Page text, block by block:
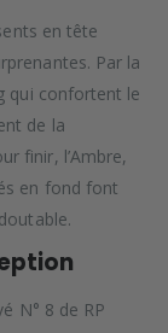
en tête
Par la
qui confortent le
de la
finir, l’Ambre,
en fond font
N° 8 de RP